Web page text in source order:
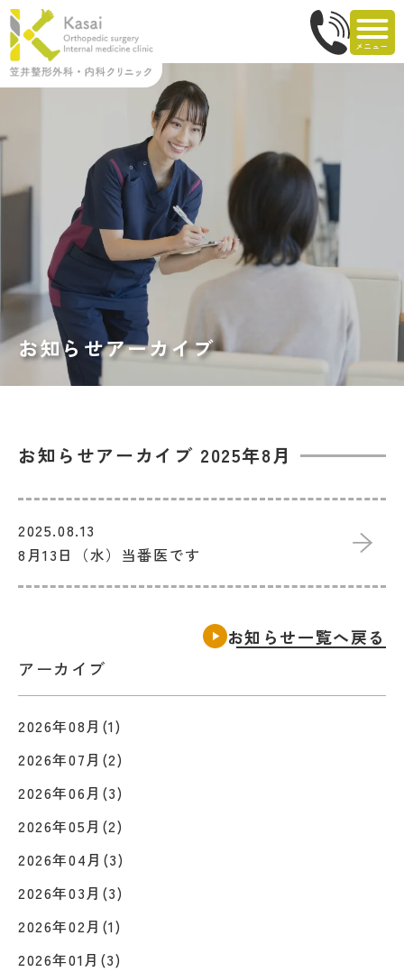
お知らせアーカイブ
お知らせアーカイブ 2025年8月
2025.08.13
8月13日（水）当番医です
お知らせ一覧へ戻る
アーカイブ
2026年08月(1)
2026年07月(2)
2026年06月(3)
2026年05月(2)
2026年04月(3)
2026年03月(3)
2026年02月(1)
2026年01月(3)